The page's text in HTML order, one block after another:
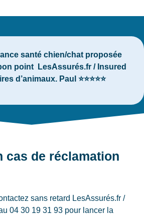
santé chien/chat proposée
point LesAssurés.fr / Insured
d’animaux. Paul ⭐⭐⭐⭐⭐
cas de réclamation
sans retard LesAssurés.fr /
04 30 19 31 93 pour lancer la